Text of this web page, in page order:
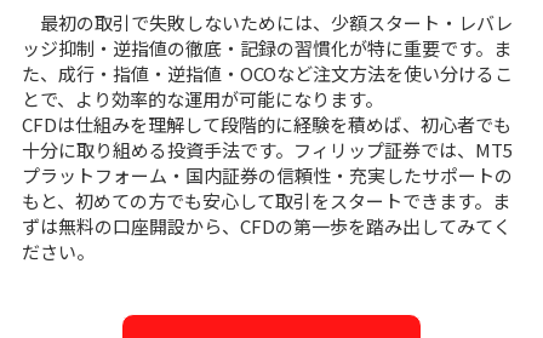
最初の取引で失敗しないためには、少額スタート・レバレ
ッジ抑制・逆指値の徹底・記録の習慣化が特に重要です。ま
た、成行・指値・逆指値・OCOなど注文方法を使い分けるこ
とで、より効率的な運用が可能になります。
CFDは仕組みを理解して段階的に経験を積めば、初心者でも
十分に取り組める投資手法です。フィリップ証券では、MT5
プラットフォーム・国内証券の信頼性・充実したサポートの
もと、初めての方でも安心して取引をスタートできます。ま
ずは無料の口座開設から、CFDの第一歩を踏み出してみてく
ださい。